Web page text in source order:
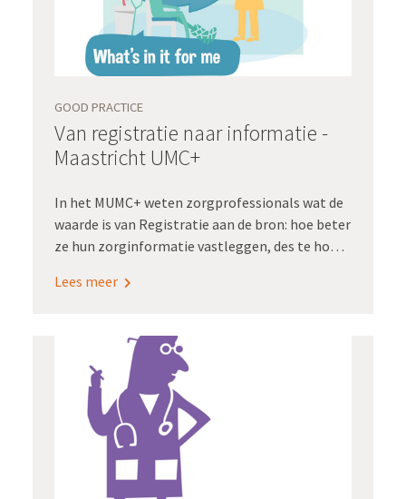
deze twee pilots.
GOOD PRACTICE
Van registratie naar informatie -
Maastricht UMC+
In het MUMC+ weten zorgprofessionals wat de
waarde is van Registratie aan de bron: hoe beter
ze hun zorginformatie vastleggen, des te hoger
middels dashboards. En daarmee kunnen ze de
Lees meer